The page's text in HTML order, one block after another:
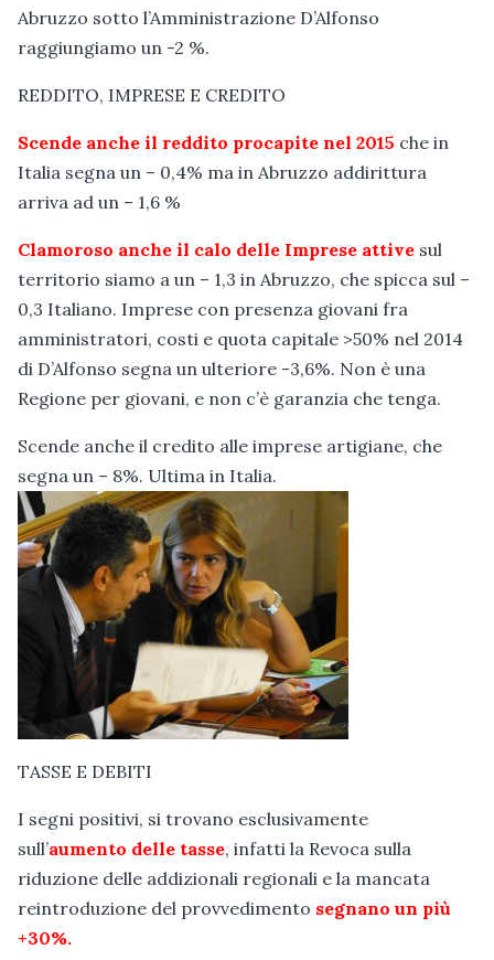
Abruzzo sotto l’Amministrazione D’Alfonso
raggiungiamo un -2 %.
REDDITO, IMPRESE E CREDITO
Scende anche il reddito procapite nel 2015 che in
Italia segna un – 0,4% ma in Abruzzo addirittura
arriva ad un – 1,6 %
Clamoroso anche il calo delle Imprese attive sul
territorio siamo a un – 1,3 in Abruzzo, che spicca sul –
0,3 Italiano. Imprese con presenza giovani fra
amministratori, costi e quota capitale >50% nel 2014
di D’Alfonso segna un ulteriore -3,6%. Non è una
Regione per giovani, e non c’è garanzia che tenga.
Scende anche il credito alle imprese artigiane, che
segna un – 8%. Ultima in Italia.
TASSE E DEBITI
I segni positivi, si trovano esclusivamente
sull’aumento delle tasse, infatti la Revoca sulla
riduzione delle addizionali regionali e la mancata
reintroduzione del provvedimento segnano un più
+30%.